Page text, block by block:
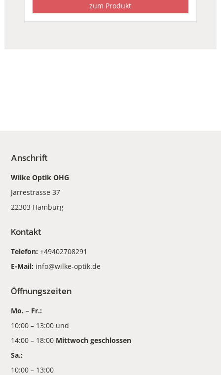
zum Produkt
Anschrift
Wilke Optik OHG
Jarrestrasse 37
22303 Hamburg
Kontakt
Telefon:+49402708291
E-Mail: info@wilke-optik.de
Öffnungszeiten
Mo. – Fr.:
10:00 – 13:00 und
14:00 – 18:00 Mittwoch geschlossen
Sa.:
10:00 – 13:00